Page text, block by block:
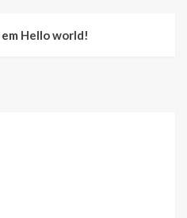
em Hello world!